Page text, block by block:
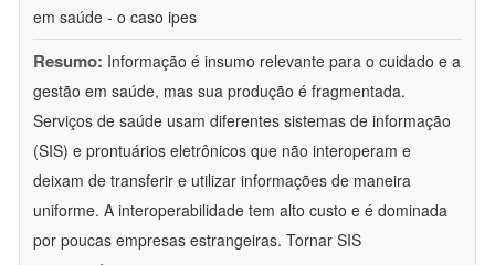
em saúde - o caso ipes
Resumo: Informação é insumo relevante para o cuidado e a
gestão em saúde, mas sua produção é fragmentada.
Serviços de saúde usam diferentes sistemas de informação
(SIS) e prontuários eletrônicos que não interoperam e
deixam de transferir e utilizar informações de maneira
uniforme. A interoperabilidade tem alto custo e é dominada
por poucas empresas estrangeiras. Tornar SIS